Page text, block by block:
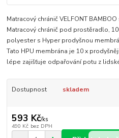
Matracový chránič VELFONT
Matracový chránič pod prostěradlo,
polyester s Hyper prodyšnou
Tato HPU membrána je 10 x
lépe zajišťuje odpařování potu z
Dostupnost skladem
593 Kč/ks
490 Kč bez DPH